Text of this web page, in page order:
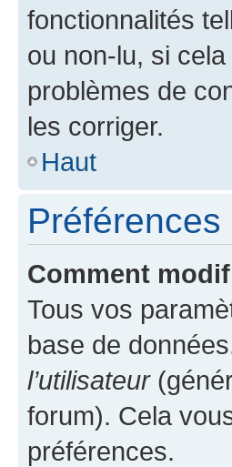
fonctionnalités
ou non-lu, si
problèmes de
les corriger.
Haut
Préférences
Comment
Tous vos
base de
l’utilisateur
forum). Cela
préférences.